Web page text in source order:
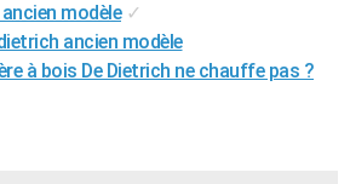
modèle ✓
ancien modèle
à bois De Dietrich ne chauffe pas ?